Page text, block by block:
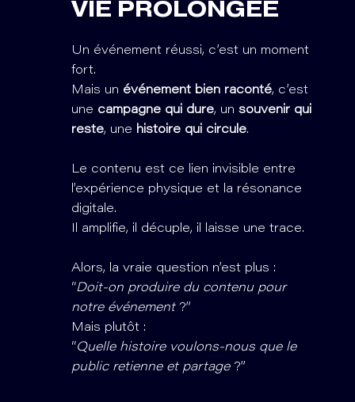
VIE PROLONGÉE
Un événement réussi, c’est un moment
fort.
Mais un événement bien raconté, c’est
une campagne qui dure, un souvenir qui
reste, une histoire qui circule.
Le contenu est ce lien invisible entre
l’expérience physique et la résonance
digitale.
Il amplifie, il décuple, il laisse une trace.
Alors, la vraie question n’est plus :
“Doit-on produire du contenu pour
notre événement?”
Mais plutôt :
“Quelle histoire voulons-nous que le
public retienne et partage?”